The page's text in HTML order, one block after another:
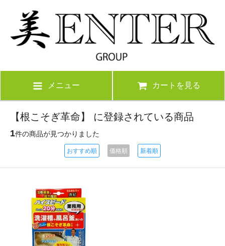
メニュー カートを見る
【根こそぎ革命】 に登録されている商品
1件の商品が見つかりました
おすすめ順 価格順 新着順